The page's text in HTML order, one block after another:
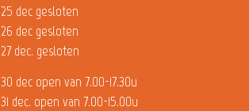
25 dec gesloten
26 dec gesloten
27 dec. gesloten
30 dec open van 7.00-17.30u
31 dec. open van 7.00-15.00u